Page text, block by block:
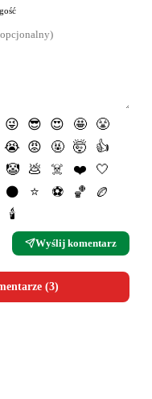
😜 😎 😍 🤩
😤
😭 😡 🤬 🤯
👍
🤡 💩 ☠️ ❤️
🤍
⚫️ ⭐️ ⚽️ 🏀
🏉
🕯
Wyślij komentarz
(3)